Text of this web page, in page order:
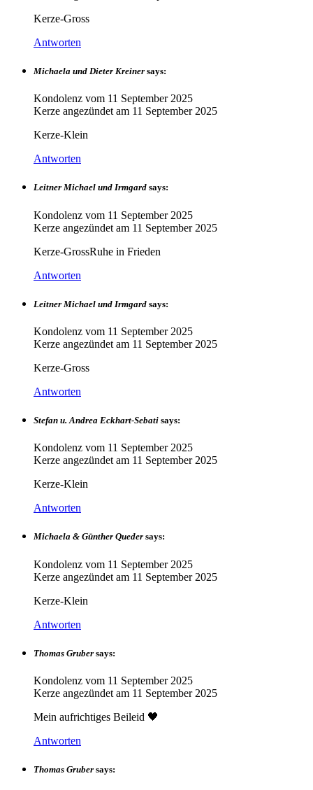
Kerze-Gross
Antworten
Michaela und Dieter Kreiner says:
Kondolenz vom 11 September 2025
Kerze angezündet am 11 September 2025
Kerze-Klein
Antworten
Leitner Michael und Irmgard says:
Kondolenz vom 11 September 2025
Kerze angezündet am 11 September 2025
Kerze-GrossRuhe in Frieden
Antworten
Leitner Michael und Irmgard says:
Kondolenz vom 11 September 2025
Kerze angezündet am 11 September 2025
Kerze-Gross
Antworten
Stefan u. Andrea Eckhart-Sebati says:
Kondolenz vom 11 September 2025
Kerze angezündet am 11 September 2025
Kerze-Klein
Antworten
Michaela & Günther Queder says:
Kondolenz vom 11 September 2025
Kerze angezündet am 11 September 2025
Kerze-Klein
Antworten
Thomas Gruber says:
Kondolenz vom 11 September 2025
Kerze angezündet am 11 September 2025
Mein aufrichtiges Beileid 🖤
Antworten
Thomas Gruber says: